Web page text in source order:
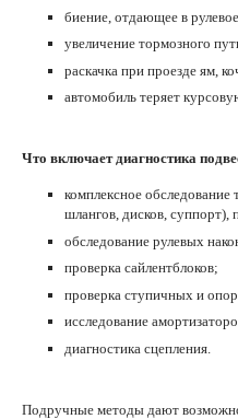
биение, отдающее в
увеличение тормозного
раскачка при проезде ям,
автомобиль теряет
Что включает диагностика
комплексное
шлангов, дисков, суппорт),
обследование рулевых
проверка сайлентблоков;
проверка ступичных и
исследование
диагностика сцепления.
Подручные методы дают